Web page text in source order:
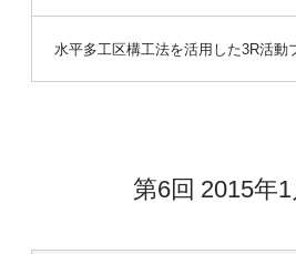
水平多工区構工法を活用した3R活動
第6回 2015年